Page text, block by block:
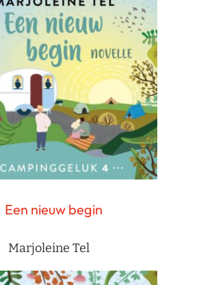
Een nieuw begin
Marjoleine Tel